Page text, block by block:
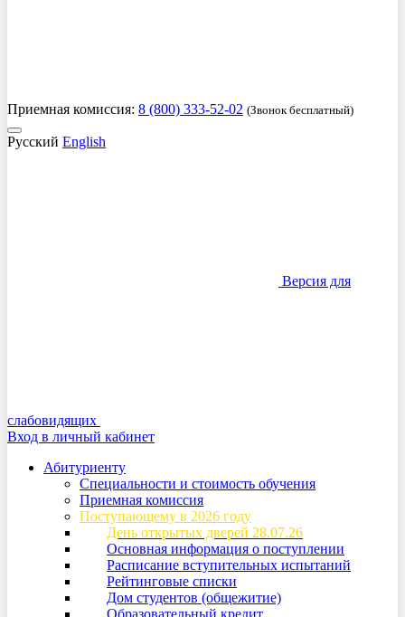
Приемная комиссия: 8 (800) 333-52-02 (Звонок бесплатный)
Русский English
Версия для
слабовидящих
Вход в личный кабинет
Абитуриенту
Специальности и стоимость обучения
Приемная комиссия
Поступающему в 2026 году
День открытых дверей 28.07.26
Основная информация о поступлении
Расписание вступительных испытаний
Рейтинговые списки
Дом студентов (общежитие)
Образовательный кредит